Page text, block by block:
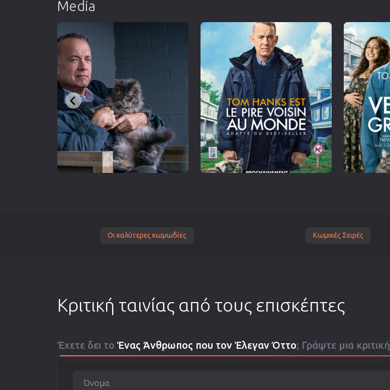
Media
Οι καλύτερες κωμωδίες Κωμικές Σειρές
Κριτική ταινίας από τους επισκέπτες
Έχετε δει το Ένας Άνθρωπος που τον Έλεγαν Όττο; Γράψτε μια κριτική